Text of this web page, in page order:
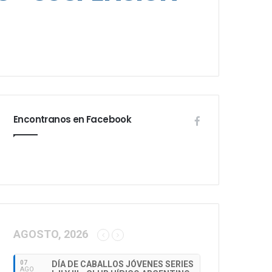
Encontranos en Facebook
AGOSTO, 2026
07
AGO
DÍA DE CABALLOS JÓVENES SERIES